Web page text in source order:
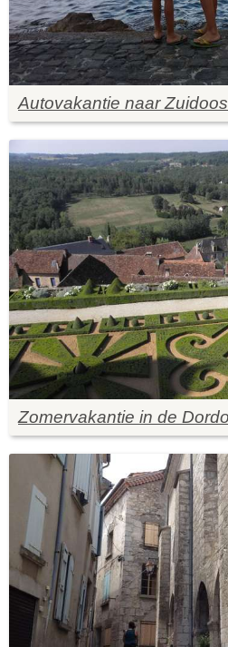
Autovakantie naar
Zomervakantie in de